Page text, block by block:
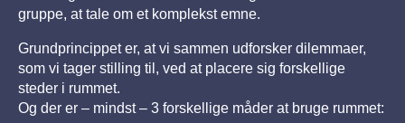
gruppe, at tale om et komplekst emne.
Grundprincippet er, at vi sammen udforsker dilemmaer,
som vi tager stilling til, ved at placere sig forskellige
steder i rummet.
Og der er – mindst – 3 forskellige måder at bruge rummet: